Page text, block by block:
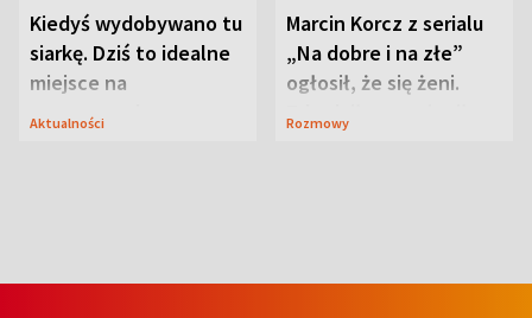
Kiedyś wydobywano tu
siarkę. Dziś to idealne
miejsce na
wypoczynek
Aktualności
Marcin Korcz z serialu
„Na dobre i na złe”
ogłosił, że się żeni.
Zdradził, co zmienił
Rozmowy